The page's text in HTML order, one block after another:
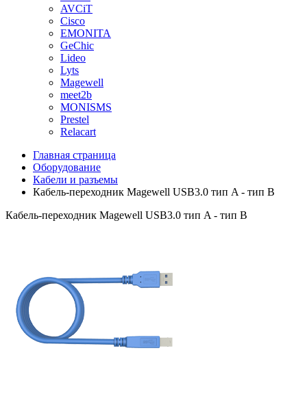
AVCiT
Cisco
EMONITA
GeChic
Lideo
Lyts
Magewell
meet2b
MONISMS
Prestel
Relacart
Главная страница
Оборудование
Кабели и разъемы
Кабель-переходник Magewell USB3.0 тип A - тип B
Кабель-переходник Magewell USB3.0 тип A - тип B